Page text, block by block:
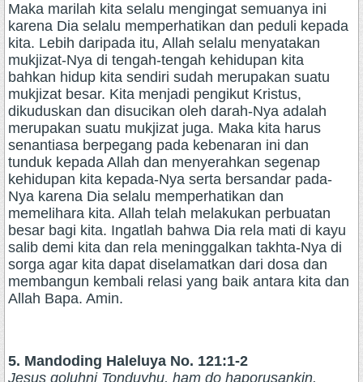
Maka marilah kita selalu mengingat semuanya ini
karena Dia selalu memperhatikan dan peduli kepada
kita. Lebih daripada itu, Allah selalu menyatakan
mukjizat-Nya di tengah-tengah kehidupan kita
bahkan hidup kita sendiri sudah merupakan suatu
mukjizat besar. Kita menjadi pengikut Kristus,
dikuduskan dan disucikan oleh darah-Nya adalah
merupakan suatu mukjizat juga. Maka kita harus
senantiasa berpegang pada kebenaran ini dan
tunduk kepada Allah dan menyerahkan segenap
kehidupan kita kepada-Nya serta bersandar pada-
Nya karena Dia selalu memperhatikan dan
memelihara kita. Allah telah melakukan perbuatan
besar bagi kita. Ingatlah bahwa Dia rela mati di kayu
salib demi kita dan rela meninggalkan takhta-Nya di
sorga agar kita dapat diselamatkan dari dosa dan
membangun kembali relasi yang baik antara kita dan
Allah Bapa. Amin.
5. Mandoding Haleluya No. 121:1-2
Jesus goluhni Tonduyhu, ham do haporusankin.